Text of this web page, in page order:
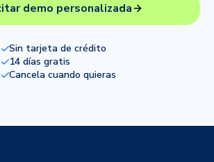
demo personalizada
Sin tarjeta de crédito
14 días gratis
Cancela cuando quieras